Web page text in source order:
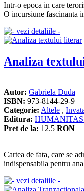
Intr-o epoca in care
O incursiune fascinanta
Analiza
Autor: Gabriela Duda
ISBN: 973-8144-29-9
Categorie: Altele ,
Editura:
Pret de la: 12.5 RON
Cartea de fata, care se
indispensabila pentru